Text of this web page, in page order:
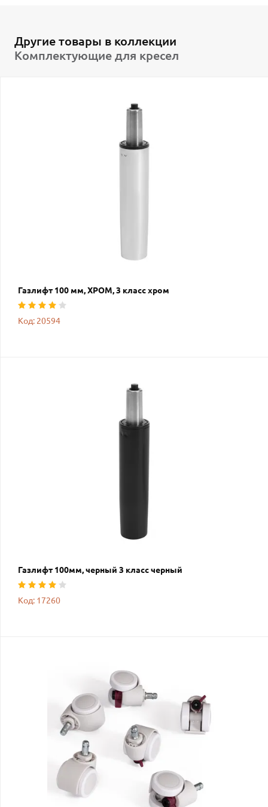
Другие товары в коллекции
Комплектующие для кресел
Газлифт 100 мм, ХРОМ, 3 класс хром
Код: 20594
Газлифт 100мм, черный 3 класс черный
Код: 17260